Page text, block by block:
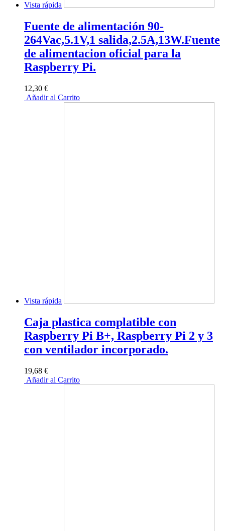
Vista rápida
Fuente de alimentación 90-
264Vac,5.1V,1 salida,2.5A,13W.Fuente
de alimentacion oficial para la
Raspberry Pi.
12,30 €
Añadir al Carrito
Vista rápida
Caja plastica complatible con
Raspberry Pi B+, Raspberry Pi 2 y 3
con ventilador incorporado.
19,68 €
Añadir al Carrito